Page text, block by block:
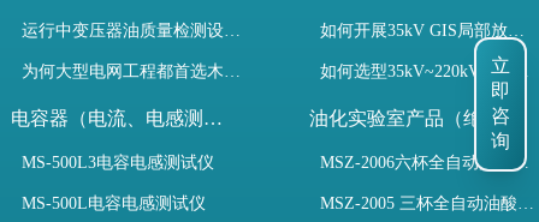
运行中变压器油质量检测设备如何选型？
为何大型电网工程都首选木森电气成套电力测试设备？
如何开展35kV GIS局部放电模拟装置检测试验与选型
如何选型35kV~220kV GIS局部放电模拟装置？
电容器（电流、电感测试）
MS-500L3电容电感测试仪
MS-500L电容电感测试仪
油化实验室产品（绝缘油）
MSZ-2006六杯全自动油酸值测定仪
MSZ-2005 三杯全自动油酸值测定仪
立
即
咨
询